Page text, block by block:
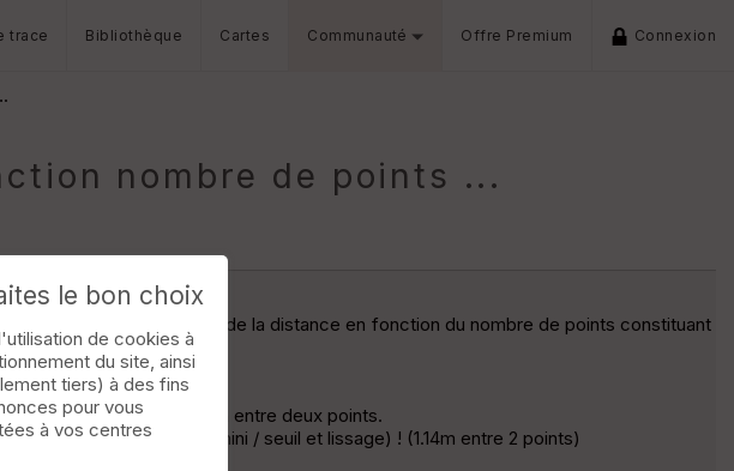
trace Bibliothèque Cartes Communauté Offre Premium Connexion
nombre de points ...
concernant l'évolution de la distance en fonction du nombre de points constituant
à peu près le même :
smartphone), soit 14.88m entre deux points.
des paramètres dist_mini / seuil et lissage) ! (1.14m entre 2 points)
le bon choix
de cookies à
du site, ainsi
tiers) à des fins
pour vous
à vos centres